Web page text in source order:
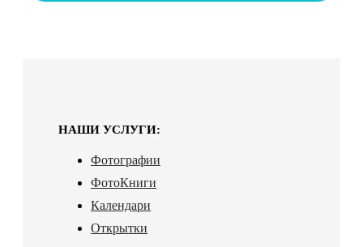
НАШИ УСЛУГИ:
Фотографии
ФотоКниги
Календари
Открытки